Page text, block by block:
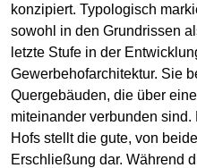
konzipiert. Typologisch
sowohl in den Grundrissen
letzte Stufe in der
Gewerbehofarchitektur. Sie
Quergebäuden, die über
miteinander verbunden
Hofs stellt die gute, von
Erschließung dar. Während